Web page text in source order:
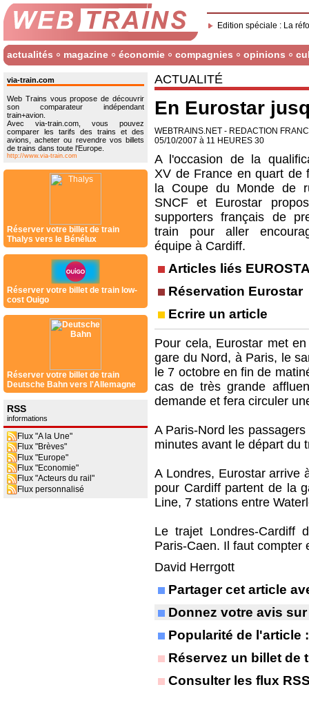
Edition spéciale : La
actualités magazine économie compagnies opinions
via-train.com
Web Trains vous propose de découvrir
son comparateur indépendant
train+avion.
Avec via-train.com, vous pouvez
comparer les tarifs des trains et des
avions, acheter ou revendre vos billets
de trains dans toute l'Europe.
http://www.via-train.com
Réserver votre billet de train
Thalys vers le Bénélux
Réserver votre billet de train low-
cost Ouigo
Réserver votre billet de train
Deutsche Bahn vers l'Allemagne
RSS
informations
Flux "A la Une"
Flux "Brèves"
Flux "Europe"
Flux "Economie"
Flux "Acteurs du rail"
Flux personnalisé
ACTUALITÉ
En Eurostar
WEBTRAINS.NET - REDACTION
05/10/2007 à 11 HEURES 30
A l'occasion de la
XV de France en quart de
la Coupe du Monde de
SNCF et Eurostar
supporters français de
train pour aller
équipe à Cardiff.
Articles liés
Réservation Eurostar
Ecrire un article
Pour cela, Eurostar met
gare du Nord, à Paris, le
le 7 octobre en fin de
cas de très grande
demande et fera circuler
A Paris-Nord les
minutes avant le départ du
A Londres, Eurostar arrive
pour Cardiff partent de la
Line, 7 stations entre
Le trajet Londres-Cardiff
Paris-Caen. Il faut compter
David Herrgott
Partager cet article
Donnez votre avis
Popularité de l'article
Réservez un billet de
Consulter les flux